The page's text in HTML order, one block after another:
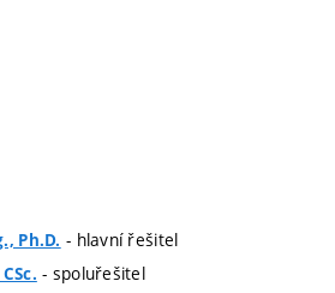
Ph.D. - hlavní řešitel
- spoluřešitel